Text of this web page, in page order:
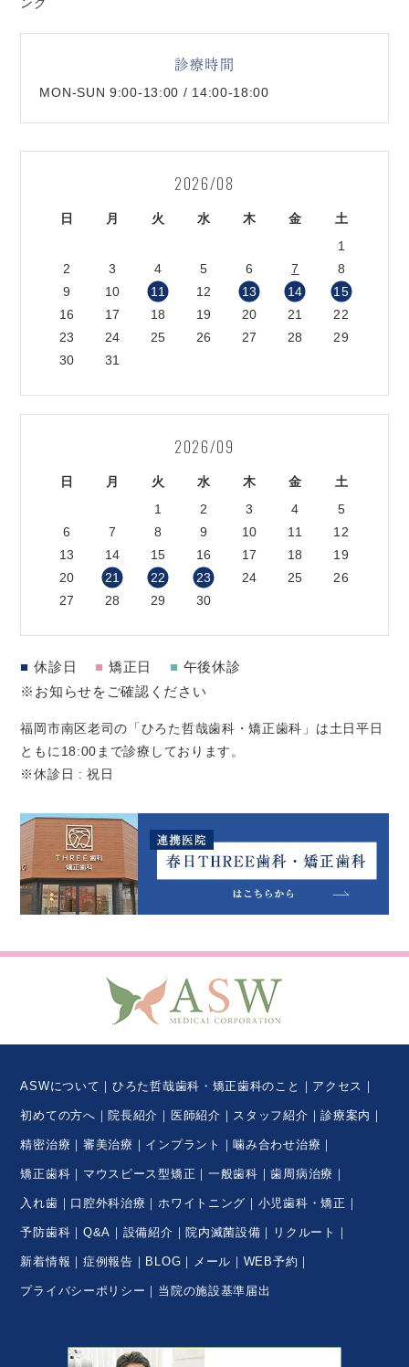
診療時間
MON-SUN 9:00-13:00 / 14:00-18:00
2026/08
日 月 火 水 木 金
土
1
2
3 4 5 6 7
8
9
10 11 12 13 14
15
16
17 18 19 20 21
22
23
24 25 26 27 28
29
30
31
2026/09
日 月 火 水 木 金
土
1
2 3 4
5
6
7 8 9 10 11
12
13
14 15 16 17 18
19
20
21 22 23 24 25
26
27
28 29 30
■ 休診日 ■ 矯正日 ■ 午後休診
※お知らせをご確認ください
福岡市南区老司の「ひろた哲哉歯科・矯正歯科」は土日平日
ともに18:00まで診療しております。
※休診日 : 祝日
ASWについて ひろた哲哉歯科・矯正歯科のこと アクセス
初めての方へ 院長紹介 医師紹介 スタッフ紹介 診療案内
精密治療 審美治療 インプラント 噛み合わせ治療
矯正歯科 マウスピース型矯正 一般歯科 歯周病治療
入れ歯 口腔外科治療 ホワイトニング 小児歯科・矯正
予防歯科 Q&A 設備紹介 院内滅菌設備 リクルート
新着情報 症例報告 BLOG メール WEB予約
プライバシーポリシー 当院の施設基準届出